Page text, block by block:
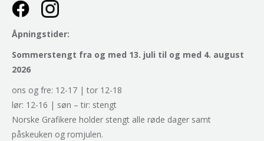
Åpningstider:
Sommerstengt fra og med 13. juli til og med 4. august
2026
ons og fre: 12-17 | tor 12-18
lør: 12-16 | søn – tir: stengt
Norske Grafikere holder stengt alle røde dager samt
påskeuken og romjulen.